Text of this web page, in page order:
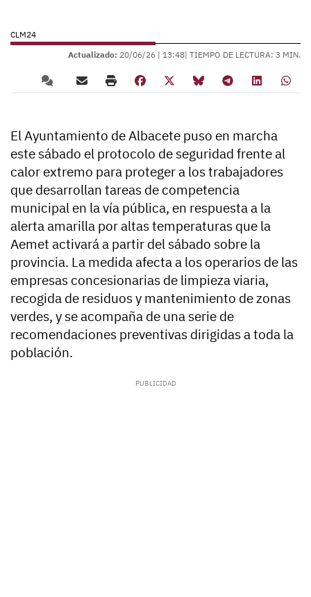
CLM24
Actualizado: 20/06/26 | 13:48| TIEMPO DE LECTURA: 3 MIN.
El Ayuntamiento de Albacete puso en marcha
este sábado el protocolo de seguridad frente al
calor extremo para proteger a los trabajadores
que desarrollan tareas de competencia
municipal en la vía pública, en respuesta a la
alerta amarilla por altas temperaturas que la
Aemet activará a partir del sábado sobre la
provincia. La medida afecta a los operarios de las
empresas concesionarias de limpieza viaria,
recogida de residuos y mantenimiento de zonas
verdes, y se acompaña de una serie de
recomendaciones preventivas dirigidas a toda la
población.